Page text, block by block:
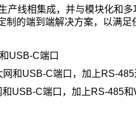
产线相集成，并与模块化和
的端到端解决方案，以满足
USB-C端口
网和USB-C端口，加上RS-
和USB-C端口，加上RS-485